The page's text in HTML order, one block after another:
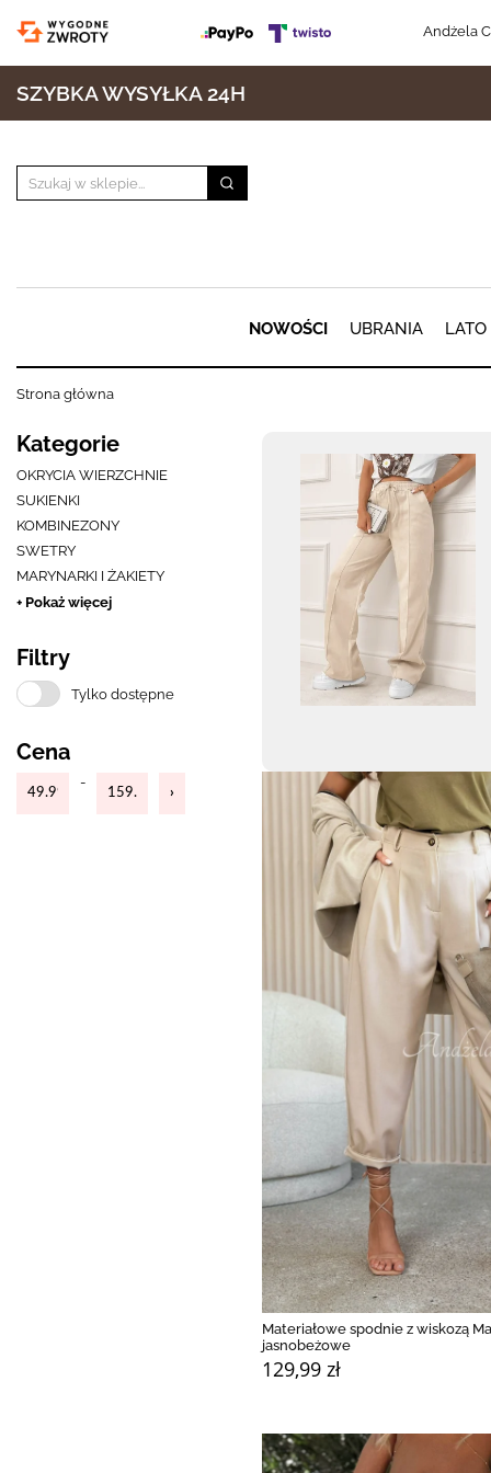
Andżela
SZYBKA WYSYŁKA 24H
NOWOŚCI UBRANIA LATO
Strona główna
Kategorie
OKRYCIA WIERZCHNIE
SUKIENKI
KOMBINEZONY
SWETRY
MARYNARKI I ŻAKIETY
+ Pokaż więcej
Filtry
Tylko dostępne
Cena
-
Materiałowe spodnie z wiskozą
jasnobeżowe
129,99 zł